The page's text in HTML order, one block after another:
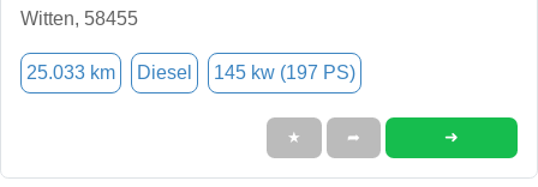
Witten, 58455
25.033 km Diesel 145 kw (197 PS)
★ ➦ ➜